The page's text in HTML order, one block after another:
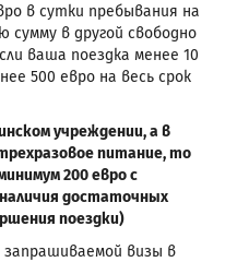
в сутки пребывания на
сумму в другой свободно
ваша поездка менее 10
500 евро на весь срок
учреждении, а в
питание, то
200 евро с
достаточных
поездки)
визы в